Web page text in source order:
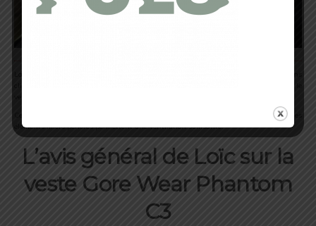
Ces protections contre les éléments ne sont pas au détriment de la respiration. Des
éléments micro perforés permettent une ventilation suffisante.
L’avis général de Loïc sur la
veste Gore Wear Phantom
C3